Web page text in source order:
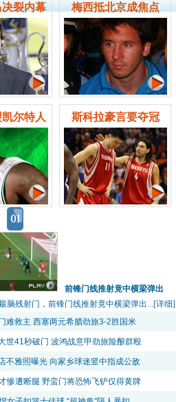
裂内幕 梅西抵北京成焦点
尔特人 斯科拉豪言要夺冠
前锋门线推射竟中横梁弹出
脑残射门，前锋门线推射竟中横梁弹出...[详细]
难救主 西塞两元希腊劲旅3-2胜国米
世41秒破门 波鸿战意甲劲旅险酿群殴
不雅照曝光 向家乡球迷竖中指成公敌
惨遭断腿 野蛮门将恐怖飞铲仅得黄牌